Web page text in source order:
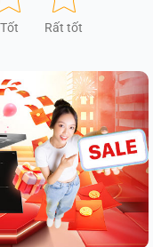
Tốt Rất tốt